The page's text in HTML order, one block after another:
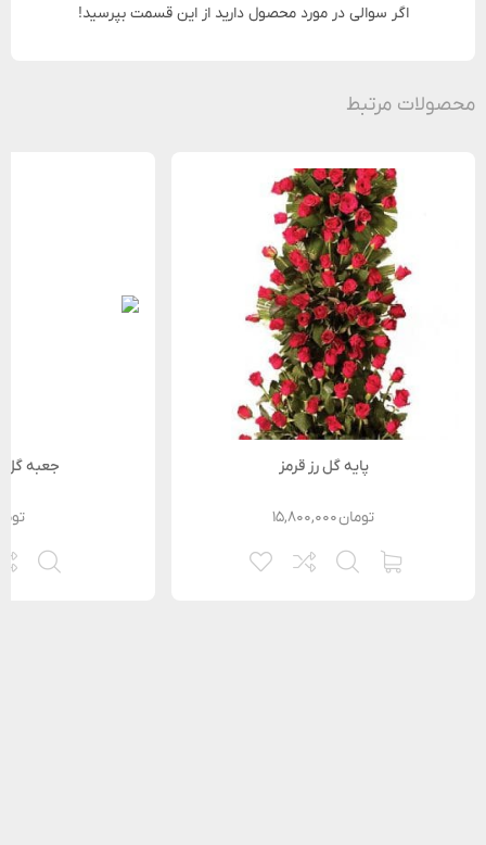
اگر سوالی در مورد محصول دارید از این قسمت بپرسید!
محصولات مرتبط
پایه گل رز قرمز
۱۵,۸۰۰,۰۰۰تومان
جعبه گل